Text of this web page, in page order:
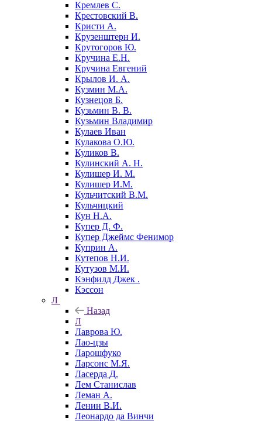
Кремлев С.
Крестовский В.
Кристи А.
Крузенштерн И.
Крутогоров Ю.
Кручина Е.Н.
Кручина Евгений
Крылов И. А.
Кузмин М.А.
Кузнецов Б.
Кузьмин В. В.
Кузьмин Владимир
Кулаев Иван
Кулакова О.Ю.
Куликов В.
Кулинский А. Н.
Кулишер И. М.
Кулишер И.М.
Кульчитский В.М.
Кульчицкий
Кун Н.А.
Купер Д. Ф.
Купер Джеймс Фенимор
Куприн А.
Кутепов Н.И.
Кутузов М.И.
Кэнфилд Джек .
Кэссон
Л
Назад
Л
Лаврова Ю.
Лао-цзы
Ларошфуко
Ларсонс М.Я.
Ласерда Д.
Лем Станислав
Леман А.
Ленин В.И.
Леонардо да Винчи